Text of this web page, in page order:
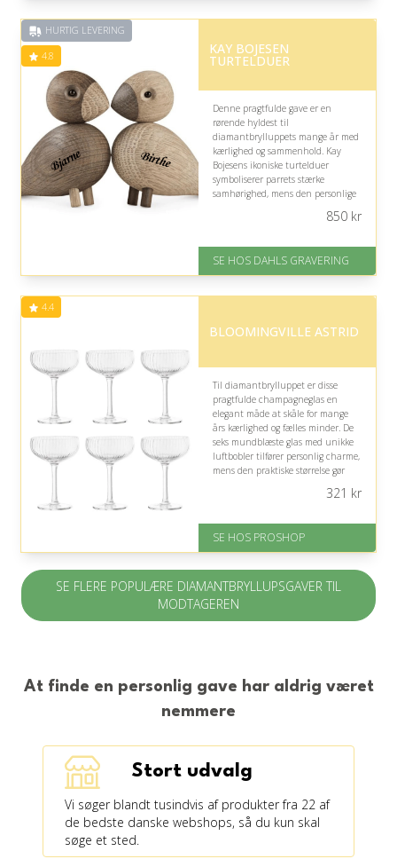
HURTIG LEVERING
4.8 KAY BOJESEN
TURTELDUER
Denne pragtfulde gave er en
rørende hyldest til
diamantbrylluppets mange år med
kærlighed og sammenhold. Kay
Bojesens ikoniske turtelduer
symboliserer parrets stærke
samhørighed, mens den personlige
bryllupsdato gør dem til et varigt
På lager
Levering: 2-3 dage
Gratis fragt
på 4.8 ud af 5
850kr
SE HOS DAHLS GRAVERING
4.4
BLOOMINGVILLE ASTRID
Til diamantbrylluppet er disse
pragtfulde champagneglas en
elegant måde at skåle for mange
års kærlighed og fælles minder. De
seks mundblæste glas med unikke
luftbobler tilfører personlig charme,
mens den praktiske størrelse gør
Fremragende Trustpilot rating
på 4.4 ud af 5
321 kr
SE HOS PROSHOP
SE FLERE POPULÆRE DIAMANTBRYLLUPSGAVER TIL
MODTAGEREN
At finde en personlig gave har aldrig været
nemmere
Stort udvalg
Vi søger blandt tusindvis af produkter fra 22 af
de bedste danske webshops, så du kun skal
søge et sted.